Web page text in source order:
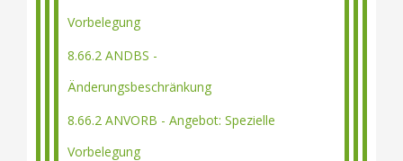
Vorbelegung
8.66.2 ANDBS -
Änderungsbeschränkung
8.66.2 ANVORB - Angebot: Spezielle
Vorbelegung